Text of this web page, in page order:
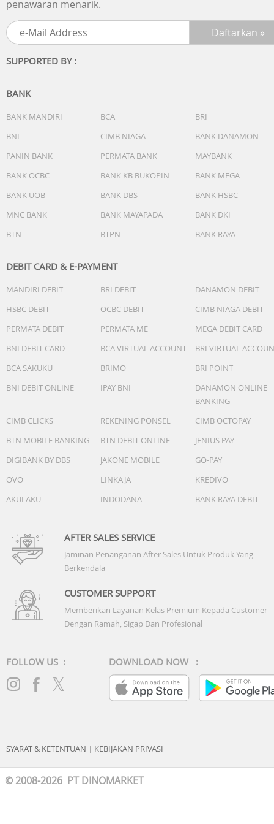
penawaran menarik.
SUPPORTED BY :
BANK
BANK MANDIRI BCA
BRI
BNI
CIMB NIAGA
BANK DANAMON
PANIN BANK
PERMATA BANK
MAYBANK
BANK OCBC
BANK KB BUKOPIN
BANK MEGA
BANK UOB
BANK DBS
BANK HSBC
MNC BANK
BANK MAYAPADA
BANK DKI
BTN
BTPN BANK RAYA
DEBIT CARD & E-PAYMENT
MANDIRI DEBIT BRI DEBIT
DANAMON DEBIT
HSBC DEBIT
OCBC DEBIT
CIMB NIAGA DEBIT
PERMATA DEBIT
PERMATA ME
MEGA DEBIT CARD
BNI DEBIT CARD
BCA VIRTUAL ACCOUNT
BRI VIRTUAL
BCA SAKUKU
BRIMO
BRI POINT
BNI DEBIT ONLINE
IPAY BNI
DANAMON ONLINE
BANKING
CIMB CLICKS
REKENING PONSEL
CIMB OCTOPAY
BTN MOBILE BANKING
BTN DEBIT ONLINE
JENIUS PAY
DIGIBANK BY DBS
JAKONE MOBILE
GO-PAY
OVO
LINKAJA
KREDIVO
AKULAKU
INDODANA BANK RAYA DEBIT
AFTER SALES SERVICE
Jaminan Penanganan After Sales Untuk Produk Yang
Berkendala
CUSTOMER SUPPORT
Memberikan Layanan Kelas Premium Kepada Customer
Dengan Ramah, Sigap Dan Profesional
FOLLOW US : DOWNLOAD NOW :
SYARAT & KETENTUAN | KEBIJAKAN PRIVASI
© 2008-2026 PT DINOMARKET